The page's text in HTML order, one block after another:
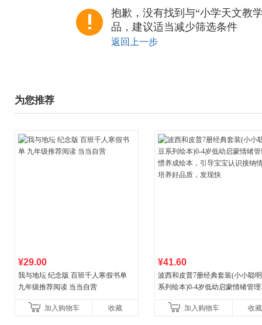
抱歉，没有找到与“小学天文教
品，建议适当减少筛选条件
返回上一步
为您推荐
¥29.00
我与地坛 纪念版 百班千人寒假书单
九年级推荐阅读 当当自营
加入购物车 收藏
¥41.60
波西和皮普7册经典套装(小小聪
系列绘本)0-4岁低幼启蒙情绪管
养好品质，发现快
加入购物车 收藏